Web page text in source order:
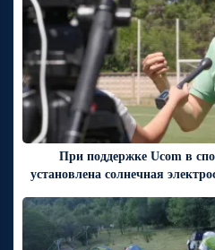
При поддержке Ucom в
установлена солнечная